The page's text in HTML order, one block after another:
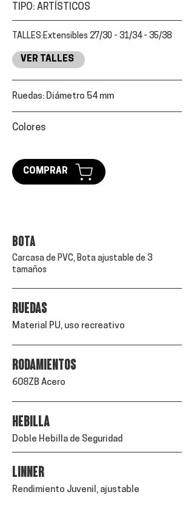
TIPO: ARTÍSTICOS
TALLES:Extensibles 27/30 - 31/34 - 35/38
VER TALLES
Ruedas: Diámetro 54 mm
Colores
COMPRAR
Bota
Carcasa de PVC, Bota ajustable de 3
tamaños
ruedas
Material PU, uso recreativo
RODAMIENTOS
608ZB Acero
HEBILLA
Doble Hebilla de Seguridad
LINNER
Rendimiento Juvenil, ajustable